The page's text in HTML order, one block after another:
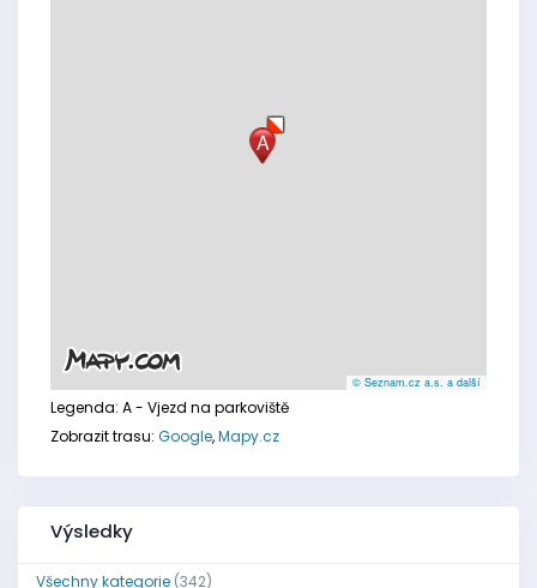
A
© Seznam.cz a.s. a další
Legenda: A - Vjezd na parkoviště
Zobrazit trasu: Google,Mapy.cz
Výsledky
Všechny kategorie(342)